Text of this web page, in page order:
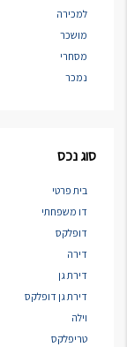
למכירה
מושכר
מסחרי
נמכר
סוג נכס
בית פרטי
דו משפחתי
דופלקס
דירה
דירת גן
דירת גן דופלקס
וילה
טריפלקס